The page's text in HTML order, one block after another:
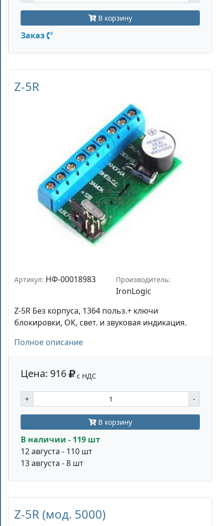
В корзину
Заказ
Z-5R
Артикул: НФ-00018983 Производитель:
IronLogic
Z-5R Без корпуса, 1364 польз.+ ключи
блокировки, ОК, свет. и звуковая индикация.
Полное описание
Цена: 916 с НДС
+ -
В корзину
В наличии - 119 шт
12 августа - 110 шт
13 августа - 8 шт
Z-5R (мод. 5000)